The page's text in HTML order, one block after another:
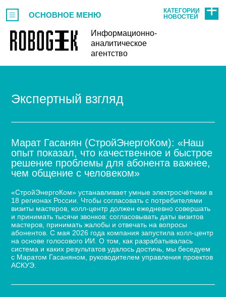
Информационно-
аналитическое
агентство
ОСНОВНОЕ МЕНЮ
КАТЕГОРИИ
НОВОСТЕЙ
Экспертный взгляд
Марат Гасанян (СтройЭнергоКом): «Наш
опыт показал, что качественное и быстрое
решение проблемы для абонента важнее,
чем общение с человеком»
«СтройЭнергоКом» устанавливает умные электросчётчики в
18 регионах России. Чтобы согласовать с потребителями
визиты мастеров, колл-центр должен ежедневно совершать
и принимать тысячи звонков: согласовывать даты визитов
мастеров, принимать жалобы и отвечать на вопросы
абонентов. С мая 2026 года компания запустила колл-центр
на основе голосового ИИ. О том, как разрабатывалась
система и каких результатов удалось достичь, мы беседуем
с Маратом Гасаняном, руководителем управления проектов
АСКУЭ.